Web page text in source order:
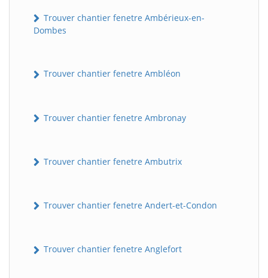
Trouver chantier fenetre Ambérieux-en-
Dombes
Trouver chantier fenetre Ambléon
Trouver chantier fenetre Ambronay
Trouver chantier fenetre Ambutrix
Trouver chantier fenetre Andert-et-Condon
Trouver chantier fenetre Anglefort